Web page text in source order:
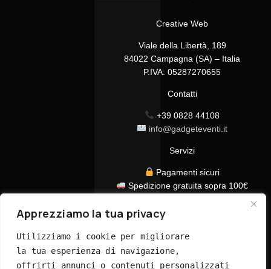
Apprezziamo la tua privacy
Utilizziamo i cookie per migliorare
la tua esperienza di navigazione,
offrirti annunci o contenuti personalizzati
Creative Web
Viale della Libertà, 189
84022 Campagna (SA) – Italia
P.IVA: 05287270655
Contatti
+39 0828 44108
info@gadgeteventi.it
Servizi
Pagamenti sicuri
Spedizione gratuita sopra 100€
Assistenza clienti dedicata